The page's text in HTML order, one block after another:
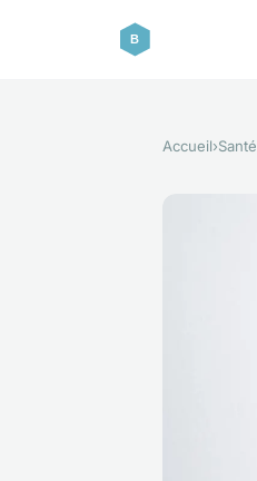
Accueil›Santé